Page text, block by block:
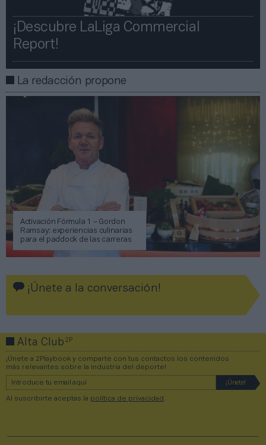
¡Descubre LaLiga Commercial
Report!​​
La redacción propone
Activación Fórmula 1 – Gordon
Ramsay: experiencias culinarias
para el paddock de las carreras
¡Únete a la conversación!
Alta Club2P
¡Únete a 2Playbook y comparte con tus contactos los contenidos
más relevantes sobre la industria del deporte!
Al suscribirte aceptas la política de privacidad .